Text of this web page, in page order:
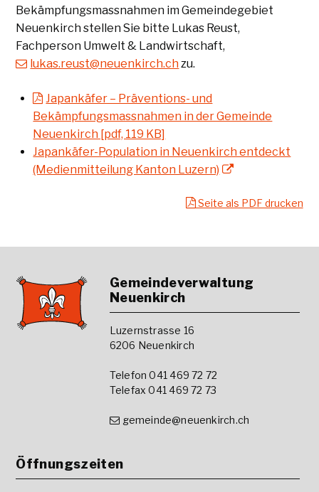
Bekämpfungsmassnahmen im Gemeindegebiet
Neuenkirch stellen Sie bitte Lukas Reust,
Fachperson Umwelt & Landwirtschaft,
lukas.reust@neuenkirch.chzu.
Japankäfer – Präventions- und
Bekämpfungsmassnahmen in der Gemeinde
Neuenkirch [pdf, 119 KB]
Japankäfer-Population in Neuenkirch entdeckt
(Medienmitteilung Kanton Luzern)
Seite als PDF drucken
Footer
Gemeindeverwaltung
Neuenkirch
Luzernstrasse 16
6206 Neuenkirch
Telefon 041 469 72 72
Telefax 041 469 72 73
gemeinde@neuenkirch.ch
Öffnungszeiten